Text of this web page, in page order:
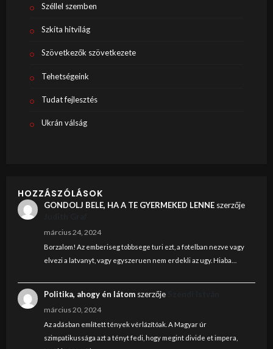
Széllel szemben
Szkíta hitvilág
Szövetkezők szövetkezete
Tehetségeink
Tudat fejlesztés
Ukrán válság
HOZZÁSZÓLÁSOK
GONDOLJ BELE, HA A TE GYERMEKED LENNEszerzője
március 24, 2024
Borzalom! Az emberiseg tobbsege turi ezt, a fotelban nezve vagy
elvezi a latvanyt, vagy egyszeruen nem erdekli az ugy. Hiaba…
Politika, ahogy én látomszerzője
március 20, 2024
Az adásban említett tények vérlázítóak. A Magyar úr
szimpatikussága azt a tényt fedi, hogy megint divide et impera,